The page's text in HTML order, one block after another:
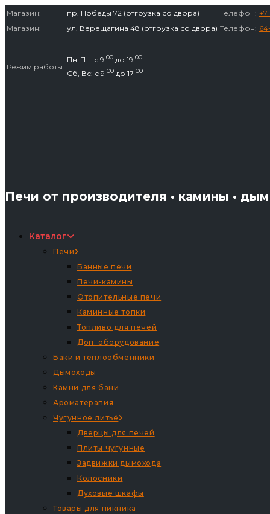
Перейти
к
Магазин: пр. Победы 72 (отгрузка со двора) Телефон: +7
Магазин:
ул. Верещагина 48 (отгрузка со двора) Телефон:
Режим работы:
Пн-Пт : с 9 00 до 19 00
Сб, Вс: с 9 00 до 17 00
Печи от производителя • камины •
Каталог
Печи
Банные печи
Печи-камины
Отопительные печи
Каминные топки
Топливо для печей
Доп. оборудование
Баки и теплообменники
Дымоходы
Камни для бани
Ароматерапия
Чугунное литьё
Дверцы для печей
Плиты чугунные
Задвижки дымохода
Колосники
Духовые шкафы
Товары для пикника